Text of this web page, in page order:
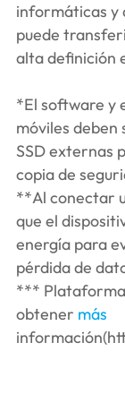
informáticas y
puede
alta definición
*El software y
móviles deben
SSD externas
copia de
**Al conectar
que el
energía para
pérdida de
***
obtener más